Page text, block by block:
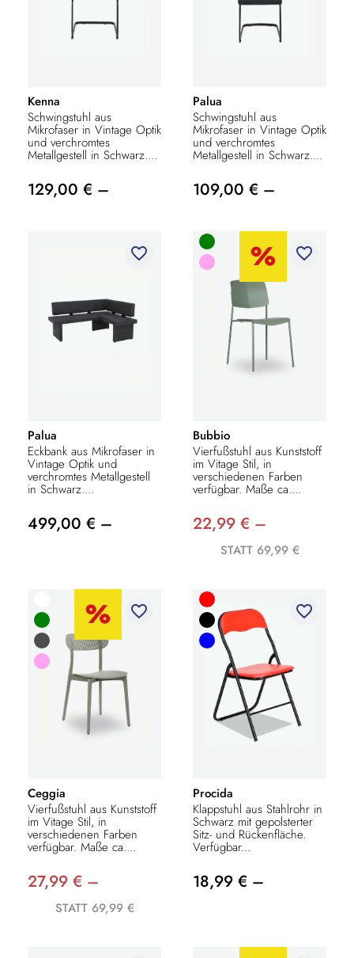
Kenna
Schwingstuhl aus
Mikrofaser in Vintage Optik
und verchromtes
Metallgestell in Schwarz....
129,00 € –
Palua
Schwingstuhl aus
Mikrofaser in Vintage Optik
und verchromtes
Metallgestell in Schwarz....
109,00 € –
favorite_border
Palua
Eckbank aus Mikrofaser in
Vintage Optik und
verchromtes Metallgestell
in Schwarz....
499,00 € –
favorite_border
Bubbio
Vierfußstuhl aus Kunststoff
im Vitage Stil, in
verschiedenen Farben
verfügbar. Maße ca....
22,99 € –
STATT 69,99 €
favorite_border
Ceggia
Vierfußstuhl aus Kunststoff
im Vitage Stil, in
verschiedenen Farben
verfügbar. Maße ca....
27,99 € –
STATT 69,99 €
favorite_border
Procida
Klappstuhl aus Stahlrohr in
Schwarz mit gepolsterter
Sitz- und Rückenfläche.
Verfügbar...
18,99 € –